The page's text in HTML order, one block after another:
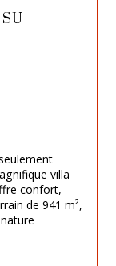
villa
confort,
de 941 m²,